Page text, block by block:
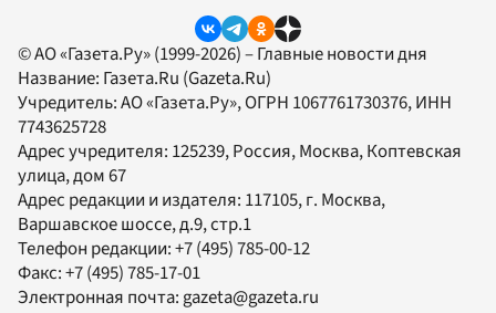
© АО «Газета.Ру» (1999-2026) – Главные новости дня
Название: Газета.Ru (Gazeta.Ru)
Учредитель:АО «Газета.Ру», ОГРН 1067761730376, ИНН
7743625728
Адрес учредителя: 125239, Россия, Москва, Коптевская
улица, дом 67
Адрес редакции и издателя: 117105, г. Москва,
Варшавское шоссе, д.9, стр.1
Телефон редакции:+7 (495) 785-00-12
Факс:+7 (495) 785-17-01
Электронная почта:gazeta@gazeta.ru